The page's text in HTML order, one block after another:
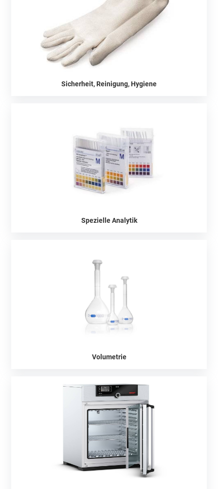
Sicherheit, Reinigung, Hygiene
Spezielle Analytik
Volumetrie